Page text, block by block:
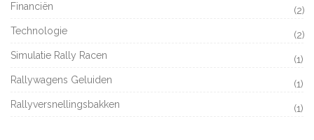
Financiën
(2)
Technologie
(2)
Simulatie Rally Racen
(1)
Rallywagens Geluiden
(1)
Rallyversnellingsbakken
(1)